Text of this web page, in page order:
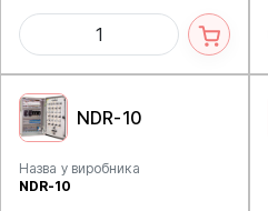
NDR-10
Назва у виробника
NDR-10